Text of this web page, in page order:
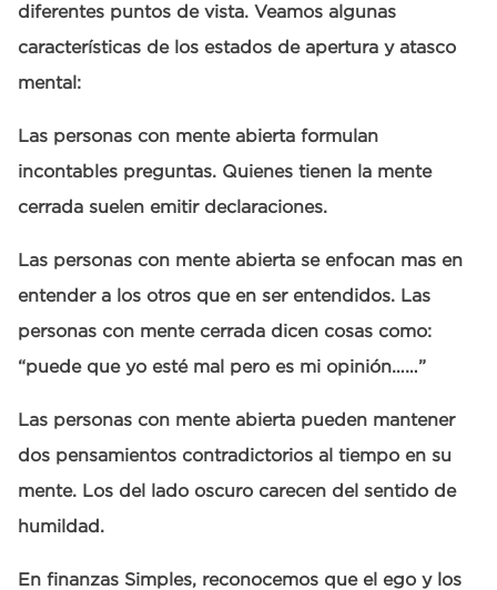
diferentes puntos de vista. Veamos algunas
características de los estados de apertura y atasco
mental:
Las personas con mente abierta formulan
incontables preguntas. Quienes tienen la mente
cerrada suelen emitir declaraciones.
Las personas con mente abierta se enfocan mas en
entender a los otros que en ser entendidos. Las
personas con mente cerrada dicen cosas como:
“puede que yo esté mal pero es mi opinión……”
Las personas con mente abierta pueden mantener
dos pensamientos contradictorios al tiempo en su
mente. Los del lado oscuro carecen del sentido de
humildad.
En finanzas Simples, reconocemos que el ego y los